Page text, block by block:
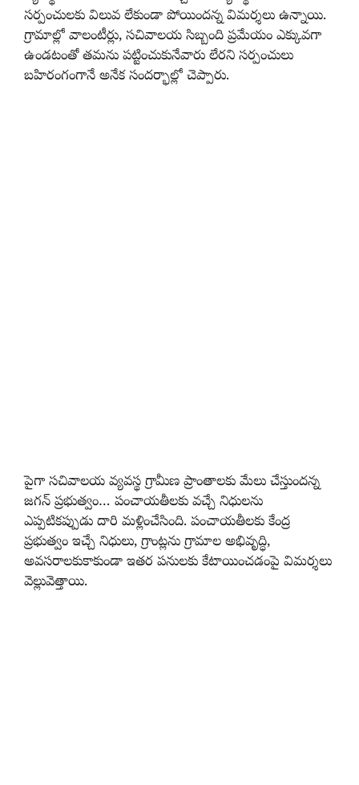
సర్పంచులకు విలువ లేకుండా పోయిందన్న విమర్శలు ఉన్నాయి.
గ్రామాల్లో వాలంటీర్లు, సచివాలయ సిబ్బంది ప్రమేయం ఎక్కువగా
ఉండటంతో తమను పట్టించుకునేవారు లేరని సర్పంచులు
బహిరంగంగానే అనేక సందర్భాల్లో చెప్పారు.
పైగా సచివాలయ వ్యవస్థ గ్రామీణ ప్రాంతాలకు మేలు చేస్తుందన్న
జగన్ ప్రభుత్వం… పంచాయతీలకు వచ్చే నిధులను
ఎప్పటికప్పుడు దారి మళ్లించేసింది. పంచాయతీలకు కేంద్ర
ప్రభుత్వం ఇచ్చే నిధులు, గ్రాంట్లను గ్రామాల అభివృద్ధి,
అవసరాలకుకాకుండా ఇతర పనులకు కేటాయించడంపై విమర్శలు
వెల్లువెత్తాయి.